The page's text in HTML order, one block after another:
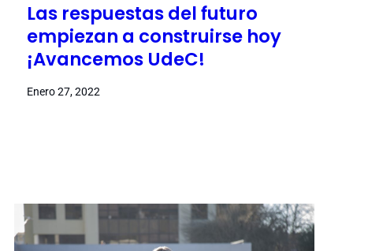
Las respuestas del futuro
empiezan a construirse hoy
¡Avancemos UdeC!
Enero 27, 2022